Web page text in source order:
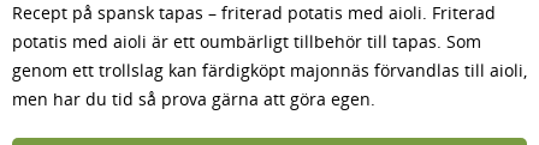
Recept på spansk tapas – friterad potatis med aioli. Friterad
potatis med aioli är ett oumbärligt tillbehör till tapas. Som
genom ett trollslag kan färdigköpt majonnäs förvandlas till aioli,
men har du tid så prova gärna att göra egen.